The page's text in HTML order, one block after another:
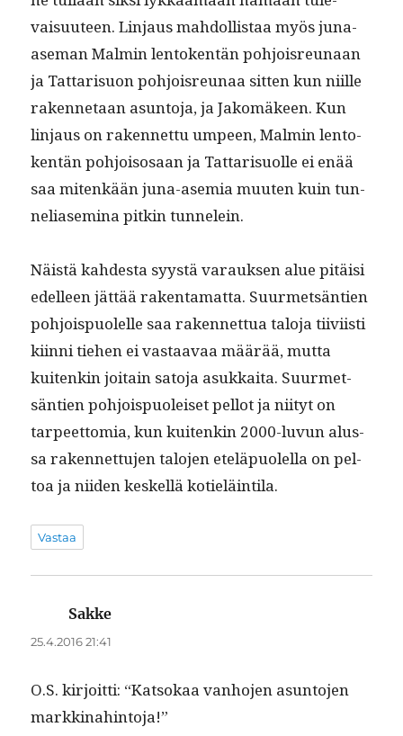
vaisu­u­teen. Lin­jaus mah­dol­lis­taa myös juna-
ase­man Malmin lento­ken­tän pohjois­re­unaan
ja Tat­tarisuon pohjois­re­unaa sit­ten kun niille
raken­netaan asun­to­ja, ja Jakomä­keen. Kun
lin­jaus on raken­net­tu umpeen, Malmin lento­
ken­tän pohjoisosaan ja Tat­tarisuolle ei enää
saa mitenkään juna-asemia muuten kuin tun­
neliasem­i­na pitkin tunnelein.
Näistä kahdes­ta syys­tä varauk­sen alue pitäisi
edelleen jät­tää rak­en­ta­mat­ta. Suurmet­sän­tien
pohjois­puolelle saa raken­net­tua talo­ja tiivi­isti
kiin­ni tiehen ei vas­taavaa määrää, mut­ta
kuitenkin joitain sato­ja asukkai­ta. Suurmet­
sän­tien pohjois­puoleiset pel­lot ja niityt on
tarpeet­to­mia, kun kuitenkin 2000-luvun alus­
sa raken­net­tu­jen talo­jen eteläpuolel­la on pel­
toa ja niiden keskel­lä kotieläintila.
Vastaa
Sakke
25.4.2016 21:41
O.S. kir­joit­ti: “Kat­sokaa van­ho­jen asun­to­jen
markkinahintoja!”